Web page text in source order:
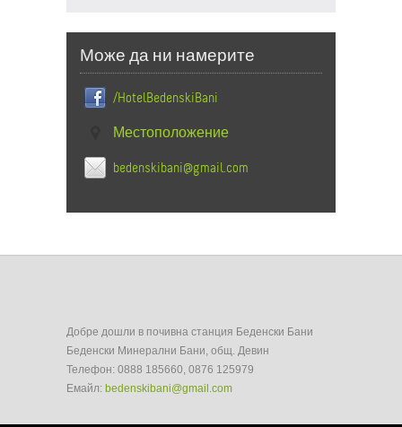
Може да ни намерите
/HotelBedenskiBani
Местоположение
bedenskibani@gmail.com
Добре дошли в почивна станция Беденски Бани
Беденски Минерални Бани, общ. Девин
Телефон: 0888 185660, 0876 125979
Емайл: bedenskibani@gmail.com